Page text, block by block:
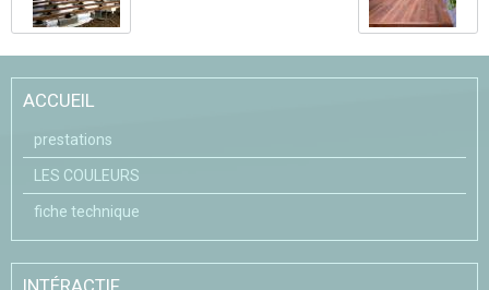
ACCUEIL
prestations
LES COULEURS
fiche technique
INTÉRACTIF